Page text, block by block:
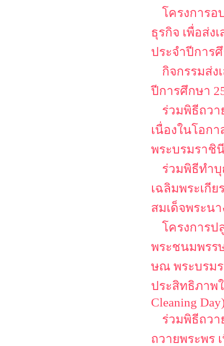
โครงการอ
ธุรกิจ เพื่อส่
ประจำปีการ
กิจกรรมส่ง
ปีการศึกษา
ร่วมพิธีถว
เนื่องในโอก
พระบรมราชิ
ร่วมพิธีทำ
เฉลิมพระเกี
สมเด็จพระน
โครงการป
พระชนมพรร
ษณ พระบรม
ประสิทธิภาพ
Cleaning
ร่วมพิธีถวา
ถวายพระพร